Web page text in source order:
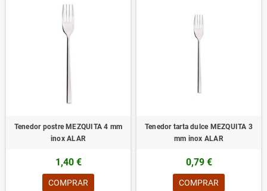
Tenedor postre MEZQUITA 4 mm
inox ALAR
1,40 €
COMPRAR
Tenedor tarta dulce MEZQUITA 3
mm inox ALAR
0,79 €
COMPRAR